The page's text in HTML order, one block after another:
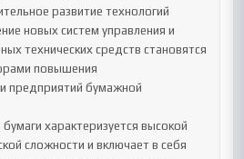
развитие технологий
новых систем управления и
технических средств становятся
повышения
предприятий бумажной
характеризуется высокой
сложности и включает в себя